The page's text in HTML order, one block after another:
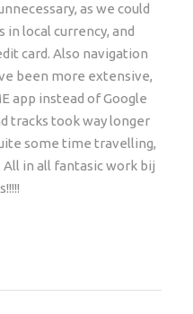
tijd om deze
tour boeken,
met haaien etc.
goed na, volg de
as we could
in local currency, and
card. Also navigation
been more extensive,
app instead of Google
tracks took way longer
some time travelling,
in all fantasic work bij